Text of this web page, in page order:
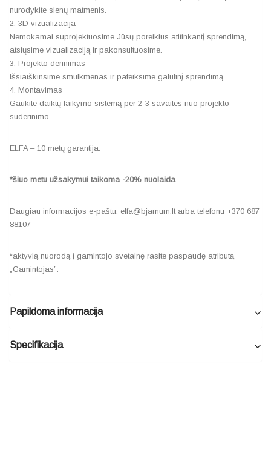
nurodykite sienų matmenis.
2. 3D vizualizacija
Nemokamai suprojektuosime Jūsų poreikius atitinkantį sprendimą,
atsiųsime vizualizaciją ir pakonsultuosime.
3. Projekto derinimas
Išsiaiškinsime smulkmenas ir pateiksime galutinį sprendimą.
4. Montavimas
Gaukite daiktų laikymo sistemą per 2-3 savaites nuo projekto
suderinimo.
ELFA – 10 metų garantija.
*šiuo metu užsakymui taikoma -20% nuolaida
Daugiau informacijos e-paštu: elfa@bjarnum.lt arba telefonu +370 687
88107
*aktyvią nuorodą į gamintojo svetainę rasite paspaudę atributą
„Gamintojas”.
Papildoma informacija
Specifikacija